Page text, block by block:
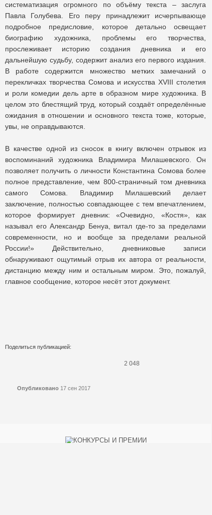
систематизация огромного по объёму текста – заслуга
Павла Голубева. Его перу принадлежит исчерпывающе
подробное предисловие, которое детально освещает
биографию художника, проблемы его творчества,
прослеживает историю создания дневника и его
дальнейшую судьбу, содержит анализ его первого издания.
В работе содержится множество метких замечаний о
перекличках творчества Сомова и искусства XVIII столетия
и роли комедии дель арте в образном мире художника. В
целом это блестящий труд, который создаёт определённые
ожидания в отношении и основного текста тоже, которые,
увы, не оправдываются.
В качестве одной из сносок в книгу включен отрывок из
воспоминаний художника Владимира Милашевского. Он
позволяет получить о личности Константина Сомова более
полное представление, чем 800-страничный том дневника
самого Сомова. Владимир Милашевский делает
заключение, полностью совпадающее с тем впечатлением,
которое формирует дневник: «Очевидно, «Костя», как
называл его Александр Бенуа, витал где-то за пределами
современности, но и вообще за пределами реальной
России!» Действительно, дневниковые записи
обнаруживают ощутимый отрыв их автора от реальности,
дистанцию между ним и остальным миром. Это, пожалуй,
главное сообщение, которое несёт этот документ.
Поделиться публикацией:
2 048
Опубликовано 17 сен 2017